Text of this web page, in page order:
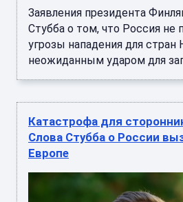
Заявления президента
Стубба о том, что Россия не
угрозы нападения для стран
неожиданным ударом для
Катастрофа для
Слова Стубба о России
Европе